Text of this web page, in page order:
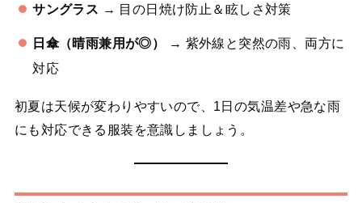
サングラス → 目の日焼け防止＆眩しさ対策
日傘（晴雨兼用が◎）
→ 紫外線と突然の雨、両方に
対応
初夏は天候が変わりやすいので、1日の気温差や急な雨
にも対応できる服装を意識しましょう。